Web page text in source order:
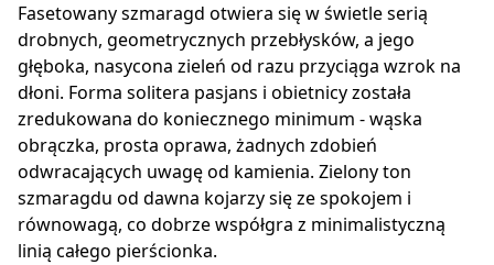
Fasetowany szmaragd otwiera się w świetle serią
drobnych, geometrycznych przebłysków, a jego
głęboka, nasycona zieleń od razu przyciąga wzrok na
dłoni. Forma solitera pasjans i obietnicy została
zredukowana do koniecznego minimum - wąska
obrączka, prosta oprawa, żadnych zdobień
odwracających uwagę od kamienia. Zielony ton
szmaragdu od dawna kojarzy się ze spokojem i
równowagą, co dobrze współgra z minimalistyczną
linią całego pierścionka.